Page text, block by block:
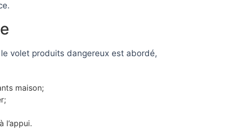
volet produits dangereux est abordé,
maison;